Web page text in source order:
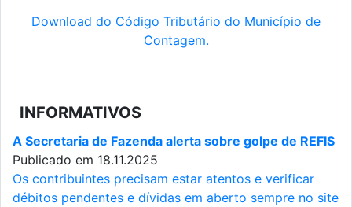
Download do Código Tributário do Município de
Contagem.
INFORMATIVOS
A Secretaria de Fazenda alerta sobre golpe de REFIS
Publicado em 18.11.2025
Os contribuintes precisam estar atentos e verificar
débitos pendentes e dívidas em aberto sempre no site